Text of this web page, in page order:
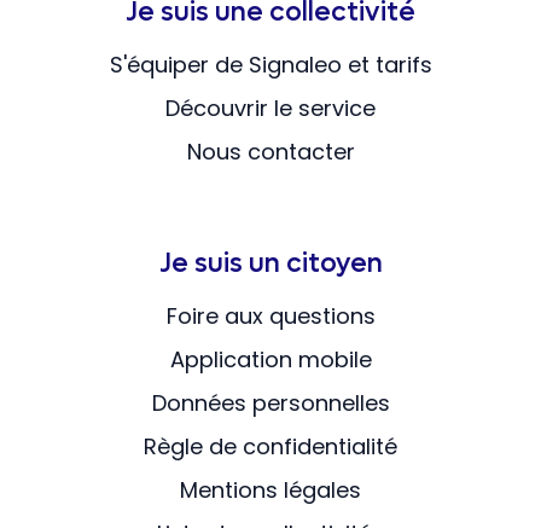
Je suis une collectivité
S'équiper de Signaleo et tarifs
Découvrir le service
Nous contacter
Je suis un citoyen
Foire aux questions
Application mobile
Données personnelles
Règle de confidentialité
Mentions légales